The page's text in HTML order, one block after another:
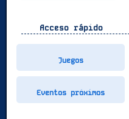
Acceso rápido
Juegos
Eventos próximos